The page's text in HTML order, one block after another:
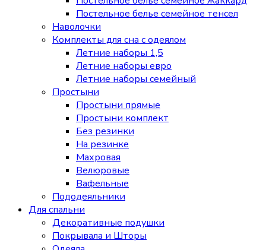
Постельное белье семейное тенсел
Наволочки
Комплекты для сна с одеялом
Летние наборы 1,5
Летние наборы евро
Летние наборы семейный
Простыни
Простыни прямые
Простыни комплект
Без резинки
На резинке
Махровая
Велюровые
Вафельные
Пододеяльники
Для спальни
Декоративные подушки
Покрывала и Шторы